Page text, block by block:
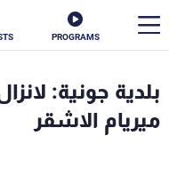
PROGRAMS
بلدية جونية:
ميريام الاشقر
الأخبار